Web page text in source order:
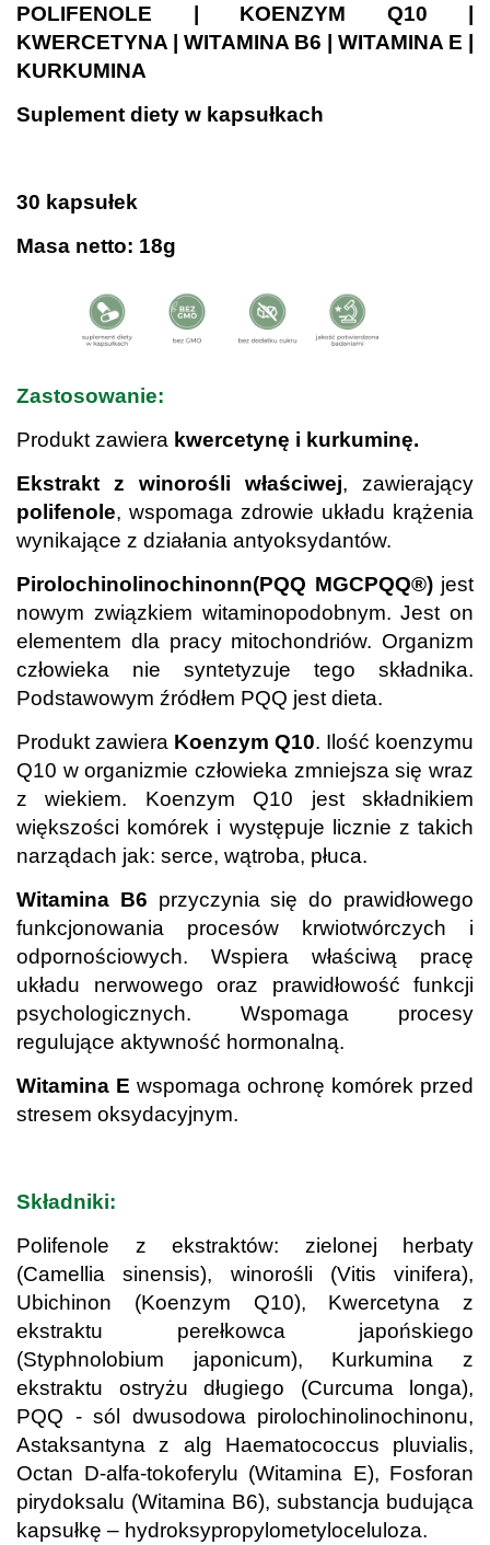
POLIFENOLE | KOENZYM Q10 |
KWERCETYNA | WITAMINA B6 | WITAMINA E |
KURKUMINA
Suplement diety w kapsułkach
30 kapsułek
Masa netto: 18g
Zastosowanie:
Produkt zawiera kwercetynę i kurkuminę.
Ekstrakt z winorośli właściwej, zawierający
polifenole, wspomaga zdrowie układu krążenia
wynikające z działania antyoksydantów.
Pirolochinolinochinonn(PQQ MGCPQQ®)jest
nowym związkiem witaminopodobnym. Jest on
elementem dla pracy mitochondriów. Organizm
człowieka nie syntetyzuje tego składnika.
Podstawowym źródłem PQQ jest dieta.
Produkt zawiera Koenzym Q10. Ilość koenzymu
Q10 w organizmie człowieka zmniejsza się wraz
z wiekiem. Koenzym Q10 jest składnikiem
większości komórek i występuje licznie z takich
narządach jak: serce, wątroba, płuca.
Witamina B6 przyczynia się do prawidłowego
funkcjonowania procesów krwiotwórczych i
odpornościowych. Wspiera właściwą pracę
układu nerwowego oraz prawidłowość funkcji
psychologicznych. Wspomaga procesy
regulujące aktywność hormonalną.
Witamina E wspomaga ochronę komórek przed
stresem oksydacyjnym.
Składniki:
Polifenole z ekstraktów: zielonej herbaty
(Camellia sinensis), winorośli (Vitis vinifera),
Ubichinon (Koenzym Q10), Kwercetyna z
ekstraktu perełkowca japońskiego
(Styphnolobium japonicum), Kurkumina z
ekstraktu ostryżu długiego (Curcuma longa),
PQQ - sól dwusodowa pirolochinolinochinonu,
Astaksantyna z alg Haematococcus pluvialis,
Octan D-alfa-tokoferylu (Witamina E), Fosforan
pirydoksalu (Witamina B6), substancja budująca
kapsułkę – hydroksypropylometyloceluloza.